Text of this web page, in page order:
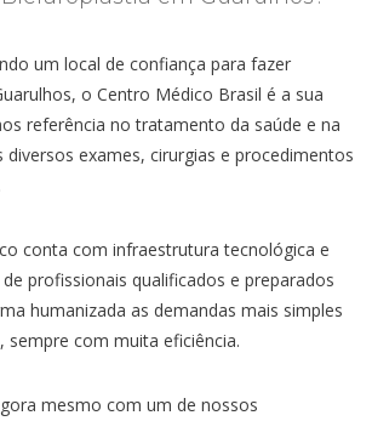
um local de confiança para fazer
o Centro Médico Brasil é a sua
referência no tratamento da saúde e na
diversos exames, cirurgias e procedimentos
conta com infraestrutura tecnológica e
profissionais qualificados e preparados
humanizada as demandas mais simples
sempre com muita eficiência.
mesmo com um de nossos